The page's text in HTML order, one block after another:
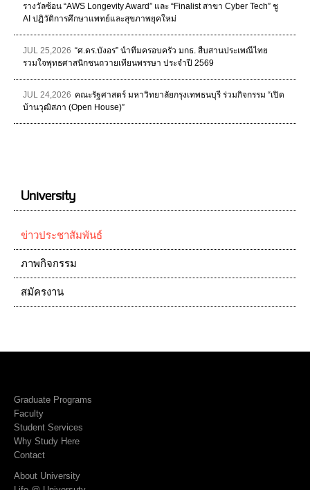
รางวัลซ้อน “AWS Longevity Award” และ “Finalist สาขา Cyber Tech” ชู
AI ปฏิวัติการศึกษาแพทย์และสุขภาพยุคใหม่
JUL 25,2026 “ศ.ดร.บังอร” นำทีมครอบครัว มกธ. สืบสานประเพณีไทย
รวมใจพุทธศาสนิกชนถวายเทียนพรรษา ประจำปี 2569
JUL 24,2026 คณะรัฐศาสตร์ มหาวิทยาลัยกรุงเทพธนบุรี ร่วมกิจกรรม “เปิด
บ้านวุฒิสภา (Open House)”
University
ข่าวประชาสัมพันธ์
ภาพกิจกรรม
สมัครงาน
Graduate Programs
Faculty
Student Services
Why Study Here
Contact
About University